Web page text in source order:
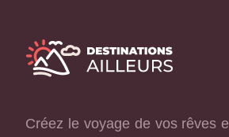
Créez le voyage de vos rêves